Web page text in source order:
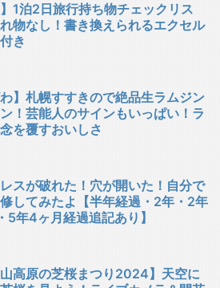
】1泊2日旅行持ち物チェックリス
れ物なし！書き換えられるエクセル
き
わ】札幌すすきので絶品生ラムジン
！芸能人のサインもいっぱい！ラ
を覆すおいしさ
スが破れた！穴が開いた！自分で
してみたよ【半年経過・2年・2年
5年4ヶ月経過追記あり】
山高原の芝桜まつり2024】天空に